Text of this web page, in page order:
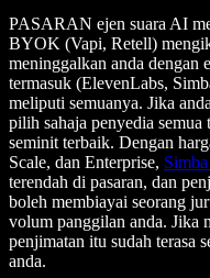
PASARAN ejen suara AI
BYOK (Vapi, Retell)
meninggalkan anda dengan
termasuk (ElevenLabs,
meliputi semuanya. Jika
pilih sahaja penyedia
seminit terbaik. Dengan
Scale, dan Enterprise,
terendah di pasaran, dan
boleh membiayai seorang
volum panggilan anda. Jika
penjimatan itu sudah terasa
anda.